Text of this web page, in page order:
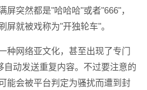
突然都是"哈哈哈"或者"666"，
屏就被戏称为"开独轮车"。
种网络亚文化，甚至出现了专门
自动发送重复内容。不过要注意的
能会被平台判定为骚扰而遭到封